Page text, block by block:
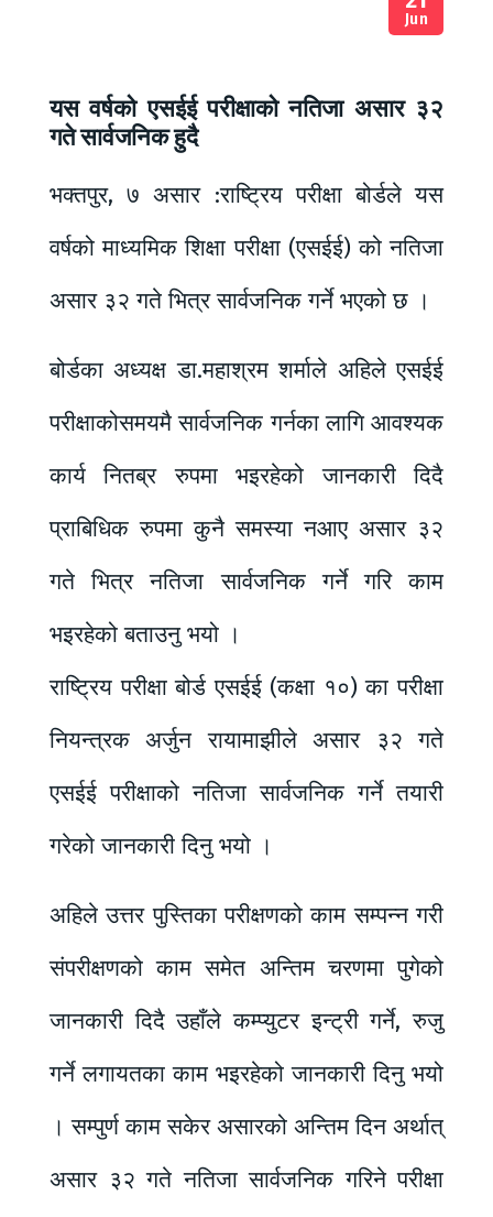
Jun
यस वर्षको एसईई परीक्षाको नतिजा असार ३२
गते सार्वजनिक हुदै
भक्तपुर, ७ असार :राष्ट्रिय परीक्षा बोर्डले यस
वर्षको माध्यमिक शिक्षा परीक्षा (एसईई) को नतिजा
असार ३२ गते भित्र सार्वजनिक गर्ने भएको छ ।
बोर्डका अध्यक्ष डा.महाश्रम शर्माले अहिले एसईई
परीक्षाकोसमयमै सार्वजनिक गर्नका लागि आवश्यक
कार्य नितब्र रुपमा भइरहेको जानकारी दिदै
प्राबिधिक रुपमा कुनै समस्या नआए असार ३२
गते भित्र नतिजा सार्वजनिक गर्ने गरि काम
भइरहेको बताउनु भयो ।
राष्ट्रिय परीक्षा बोर्ड एसईई (कक्षा १०) का परीक्षा
नियन्त्रक अर्जुन रायामाझीले असार ३२ गते
एसईई परीक्षाको नतिजा सार्वजनिक गर्ने तयारी
गरेको जानकारी दिनु भयो ।
अहिले उत्तर पुस्तिका परीक्षणको काम सम्पन्न गरी
संपरीक्षणको काम समेत अन्तिम चरणमा पुगेको
जानकारी दिदै उहाँले कम्प्युटर इन्ट्री गर्ने, रुजु
गर्ने लगायतका काम भइरहेको जानकारी दिनु भयो
। सम्पुर्ण काम सकेर असारको अन्तिम दिन अर्थात्
असार ३२ गते नतिजा सार्वजनिक गरिने परीक्षा